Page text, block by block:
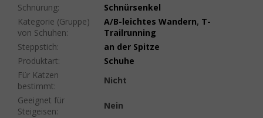
Schnürung:
Schnürsenkel
Kategorie (Gruppe)
von Schuhen:
A/B-leichtes Wandern, T-
Trailrunning
Steppstich:
an der Spitze
Produktart:
Schuhe
Für Katzen
bestimmt:
Nicht
Geeignet für
Steigeisen:
Nein